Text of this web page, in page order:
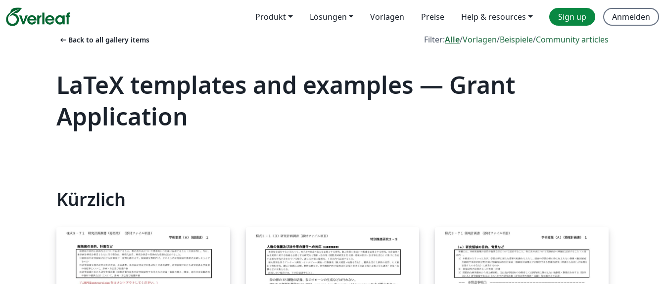
Produkt Lösungen Vorlagen Preise Help & resources Sign up Anmelden
arrow_left_alt Back to all gallery items Filter:Alle/Vorlagen/Beispiele/Community articles
LaTeX templates and examples — Grant
Application
Kürzlich